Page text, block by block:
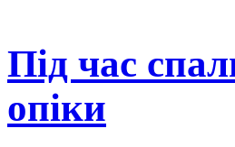
Під час
опіки